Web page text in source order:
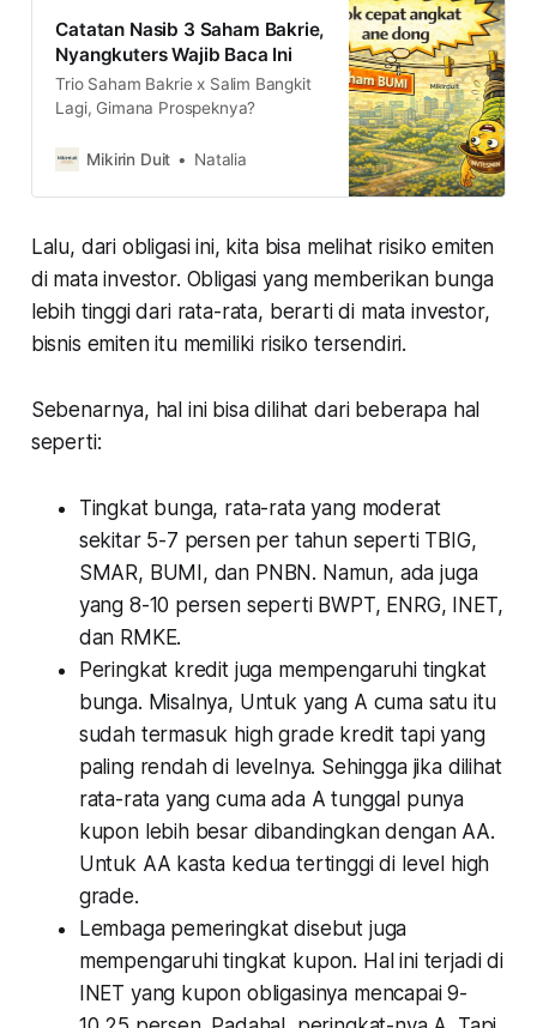
Catatan Nasib 3 Saham Bakrie,
Nyangkuters Wajib Baca Ini
Trio Saham Bakrie x Salim Bangkit
Lagi, Gimana Prospeknya?
Mikirin Duit Natalia
Lalu, dari obligasi ini, kita bisa melihat risiko emiten
di mata investor. Obligasi yang memberikan bunga
lebih tinggi dari rata-rata, berarti di mata investor,
bisnis emiten itu memiliki risiko tersendiri.
Sebenarnya, hal ini bisa dilihat dari beberapa hal
seperti:
Tingkat bunga, rata-rata yang moderat
sekitar 5-7 persen per tahun seperti TBIG,
SMAR, BUMI, dan PNBN. Namun, ada juga
yang 8-10 persen seperti BWPT, ENRG, INET,
dan RMKE.
Peringkat kredit juga mempengaruhi tingkat
bunga. Misalnya, Untuk yang A cuma satu itu
sudah termasuk high grade kredit tapi yang
paling rendah di levelnya. Sehingga jika dilihat
rata-rata yang cuma ada A tunggal punya
kupon lebih besar dibandingkan dengan AA.
Untuk AA kasta kedua tertinggi di level high
grade.
Lembaga pemeringkat disebut juga
mempengaruhi tingkat kupon. Hal ini terjadi di
INET yang kupon obligasinya mencapai 9-